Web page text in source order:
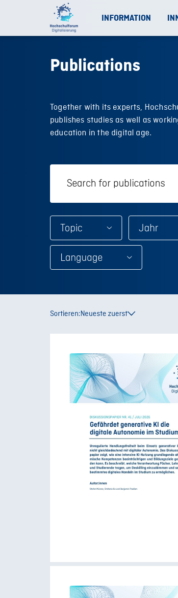
INFORMATION
Publications
Together with its experts,
publishes studies as well as
education in the digital age.
Topic Jahr
Language
Sortieren:Neueste zuerst